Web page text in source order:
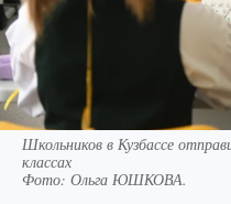
Школьников в Кузбассе
классах
Фото: Ольга ЮШКОВА.